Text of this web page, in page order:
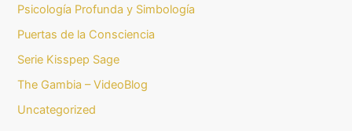
Psicología Profunda y Simbología
Puertas de la Consciencia
Serie Kisspep Sage
The Gambia – VideoBlog
Uncategorized